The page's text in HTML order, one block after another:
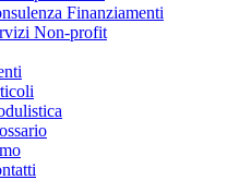
Finanziamenti
Non-profit